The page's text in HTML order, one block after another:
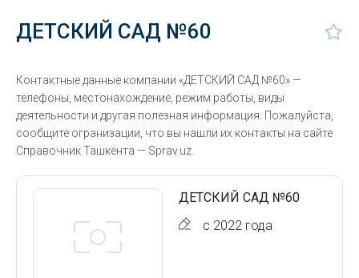
ДЕТСКИЙ САД №60
Контактные данные компании «ДЕТСКИЙ САД №60» —
телефоны, местонахождение, режим работы, виды
деятельности и другая полезная информация. Пожалуйста,
сообщите огранизации, что вы нашли их контакты на сайте
Справочник Ташкента — Sprav.uz.
ДЕТСКИЙ САД №60
с 2022 года